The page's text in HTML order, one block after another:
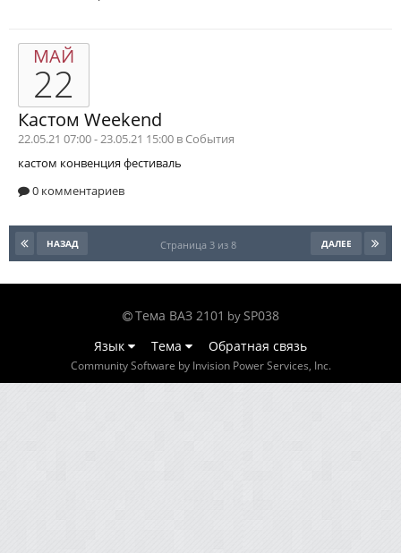
МАЙ
22
Кастом Weekend
22.05.21 07:00 - 23.05.21 15:00 в События
кастом конвенция фестиваль
0 комментариев
НАЗАД ДАЛЕЕ
Страница 3 из 8
Тема ВАЗ 2101 bySP038
Язык
Тема Обратная связь
Community Software by Invision Power Services, Inc.